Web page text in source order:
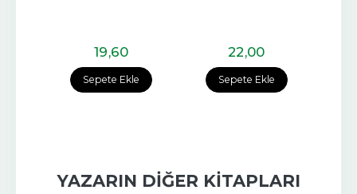
Sepete Ekle
19,60
Sepete Ekle
22,00
YAZARIN DIĞER KITAPLARI